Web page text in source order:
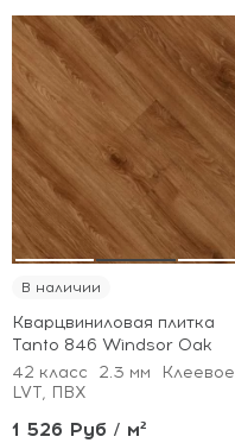
В наличии
Кварцвиниловая плитка
Tanto 846 Windsor Oak
42 класс
2.3 мм
Клеевое
LVT, ПВХ
1 526 Руб / м²